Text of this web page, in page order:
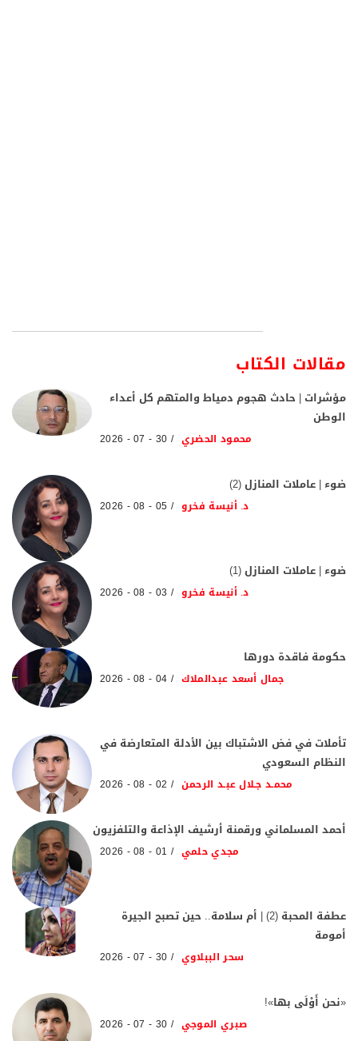
مقالات الكتاب
مؤشرات | حادث هجوم دمياط والمتهم كل أعداء
الوطن
محمود الحضري 30 - 07 - 2026
ضوء | عاملات المنازل (2)
د. أنيسة فخرو 05 - 08 - 2026
ضوء | عاملات المنازل (1)
د. أنيسة فخرو 03 - 08 - 2026
حكومة فاقدة دورها
جمال أسعد عبدالملاك 04 - 08 - 2026
تأملات في فض الاشتباك بين الأدلة المتعارضة في
النظام السعودي
محمـد جـلال عبـد الرحمن 02 - 08 - 2026
أحمد المسلماني ورقمنة أرشيف الإذاعة والتلفزيون
مجدي حلمي 01 - 08 - 2026
عطفة المحبة (2) | أم سلامة.. حين تصبح الجيرة
أمومة
سحر الببلاوي 30 - 07 - 2026
«نحن أَوْلَى بها»!
صبري الموجي 30 - 07 - 2026